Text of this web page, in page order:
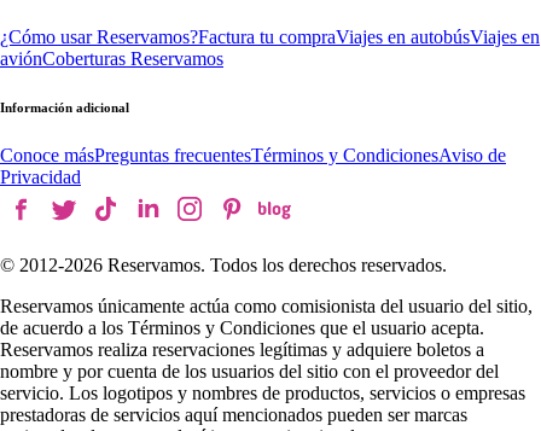
¿Cómo usar Reservamos?Factura tu compraViajes en autobúsViajes en
aviónCoberturas Reservamos
Información adicional
Conoce másPreguntas frecuentesTérminos y CondicionesAviso de
Privacidad
© 2012-2026 Reservamos. Todos los derechos reservados.
Reservamos únicamente actúa como comisionista del usuario del sitio,
de acuerdo a los Términos y Condiciones que el usuario acepta.
Reservamos realiza reservaciones legítimas y adquiere boletos a
nombre y por cuenta de los usuarios del sitio con el proveedor del
servicio. Los logotipos y nombres de productos, servicios o empresas
prestadoras de servicios aquí mencionados pueden ser marcas